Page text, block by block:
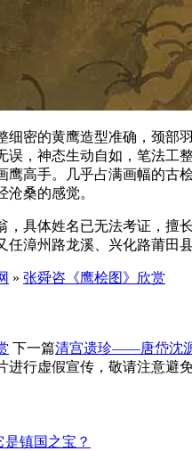
细密的黄鹰造型准确，颈部
误，神态生动自如，笔法工
鹰高手。几乎占满画幅的古
桑的感觉。
，具体姓名已无法考证，擅
任漳州路龙溪、兴化路莆田
» 张舜咨《鹰桧图》欣赏
下一篇清宫遗珍——唐岱沈
进行虚假宣传，敬请注意避免
镇国之宝？